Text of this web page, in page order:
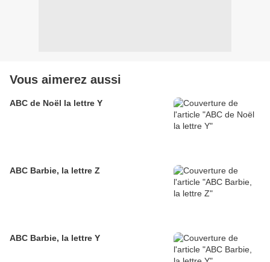
Vous aimerez aussi
ABC de Noël la lettre Y
ABC Barbie, la lettre Z
ABC Barbie, la lettre Y